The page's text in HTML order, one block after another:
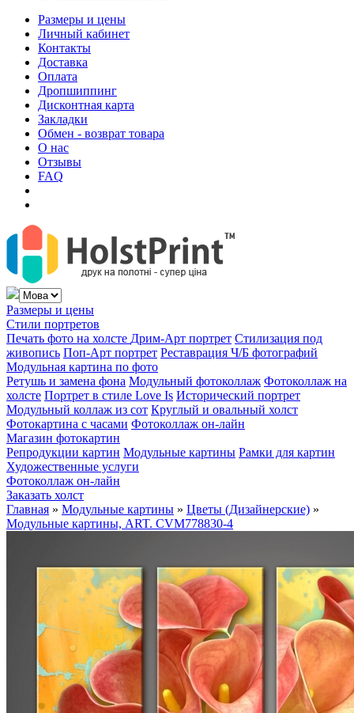
Размеры и цены
Личный кабинет
Контакты
Доставка
Оплата
Дропшиппинг
Дисконтная карта
Закладки
Обмен - возврат товара
О нас
Отзывы
FAQ
Размеры и цены
Стили портретов
Печать фото на холсте Дрим-Арт портрет Стилизация под
живопись Поп-Арт портрет Реставрация Ч/Б фотографий
Модульная картина по фото
Ретушь и замена фона Модульный фотоколлаж Фотоколлаж на
холсте Портрет в стиле Love Is Исторический портрет
Модульный коллаж из сот Круглый и овальный холст
Фотокартина с часами Фотоколлаж он-лайн
Магазин фотокартин
Репродукции картин Модульные картины Рамки для картин
Художественные услуги
Фотоколлаж он-лайн
Заказать холст
Главная » Модульные картины » Цветы (Дизайнерские) »
Модульные картины, ART. CVM778830-4